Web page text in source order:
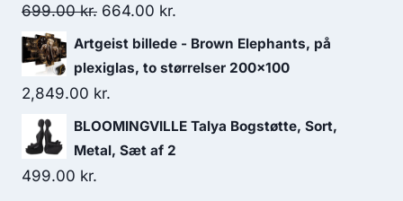
699.00kr. 664.00 kr.
Artgeist billede - Brown Elephants, på
plexiglas, to størrelser 200x100
2,849.00 kr.
BLOOMINGVILLE Talya Bogstøtte, Sort,
Metal, Sæt af 2
499.00 kr.